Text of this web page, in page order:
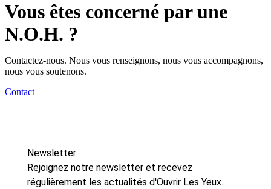
Vous êtes concerné par une
N.O.H. ?
Contactez-nous. Nous vous renseignons, nous vous accompagnons,
nous vous soutenons.
Contact
Newsletter
Rejoignez notre newsletter et recevez
régulièrement les actualités d'Ouvrir Les Yeux.